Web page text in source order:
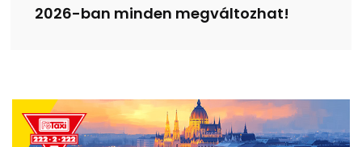
2026-ban minden megváltozhat!